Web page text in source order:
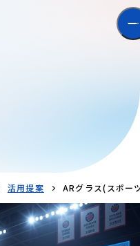
活用提案 ARグラス(スポー